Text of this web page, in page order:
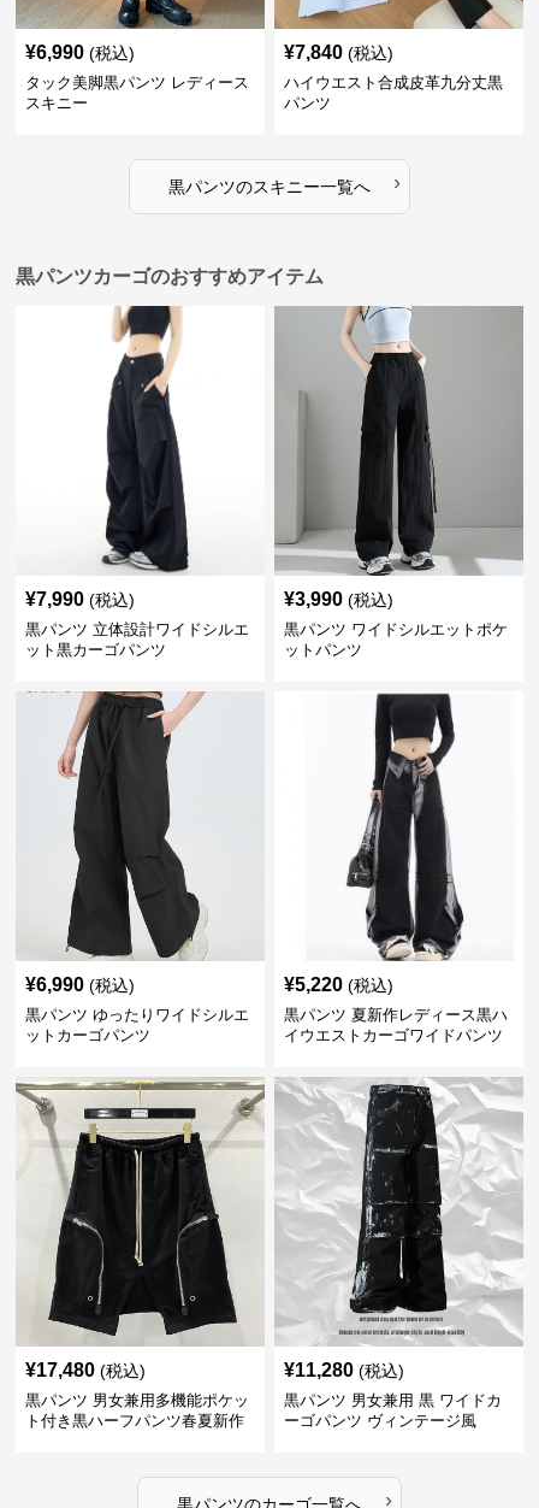
¥6,990 (税込)
タック美脚黒パンツ レディース
スキニー
¥7,840 (税込)
ハイウエスト合成皮革九分丈黒
パンツ
黒パンツのスキニー一覧へ ›
黒パンツカーゴのおすすめアイテム
¥7,990 (税込)
黒パンツ 立体設計ワイドシルエ
ット黒カーゴパンツ
¥3,990 (税込)
黒パンツ ワイドシルエットポケ
ットパンツ
¥6,990 (税込)
黒パンツ ゆったりワイドシルエ
ットカーゴパンツ
¥5,220 (税込)
黒パンツ 夏新作レディース黒ハ
イウエストカーゴワイドパンツ
¥17,480 (税込)
黒パンツ 男女兼用多機能ポケッ
ト付き黒ハーフパンツ春夏新作
¥11,280 (税込)
黒パンツ 男女兼用 黒 ワイドカ
ーゴパンツ ヴィンテージ風
›